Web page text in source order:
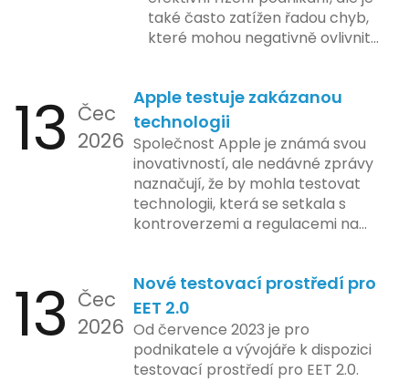
také často zatížen řadou chyb,
které mohou negativně ovlivnit
by se podnikatelé měli vyvarovat.
13 Čec
2026
Apple testuje zakázanou
technologii
Společnost Apple je známá svou
inovativností, ale nedávné zprávy
naznačují, že by mohla testovat
technologii, která se setkala s
kontroverzemi a regulacemi na
implementace funkce, která by
mohla porušovat určité zákonné
limity na ochranu osobních údajů.
Tato technologie se zaměřuje na
pokročilé sledování uživatelských
13 Čec
2026
Nové testovací prostředí pro
EET 2.0
Od července 2023 je pro
podnikatele a vývojáře k dispozici
testovací prostředí pro EET 2.0.